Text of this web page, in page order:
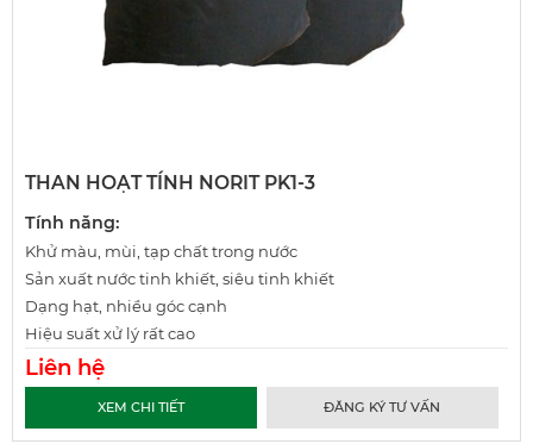
THAN HOẠT TÍNH NORIT PK1-3
Tính năng:
Khử màu, mùi, tạp chất trong nước
Sản xuất nước tinh khiết, siêu tinh khiết
Dạng hạt, nhiều góc cạnh
Hiệu suất xử lý rất cao
Liên hệ
XEM CHI TIẾT ĐĂNG KÝ TƯ VẤN